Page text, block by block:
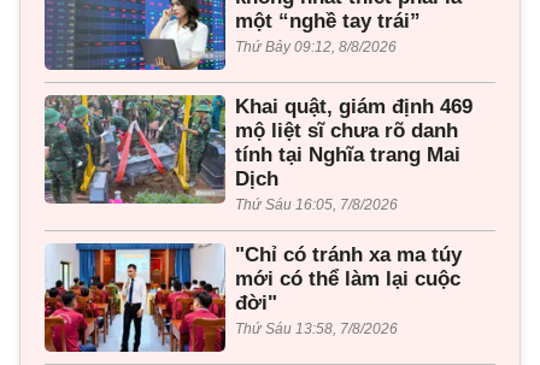
một “nghề tay trái”
Thứ Bảy 09:12, 8/8/2026
Khai quật, giám định 469
mộ liệt sĩ chưa rõ danh
tính tại Nghĩa trang Mai
Dịch
Thứ Sáu 16:05, 7/8/2026
"Chỉ có tránh xa ma túy
mới có thể làm lại cuộc
đời"
Thứ Sáu 13:58, 7/8/2026